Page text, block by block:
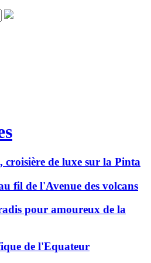
de luxe sur la Pinta
fil de l'Avenue des volcans
pour amoureux de la
de l'Equateur